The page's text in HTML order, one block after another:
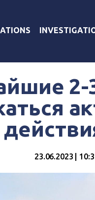
2-
23.06.2023 |